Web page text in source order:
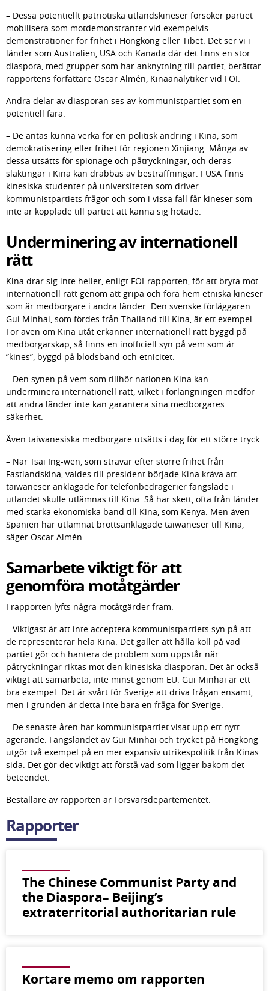
– Dessa potentiellt patriotiska utlandskineser försöker partiet
mobilisera som motdemonstranter vid exempelvis
demonstrationer för frihet i Hongkong eller Tibet. Det ser vi i
länder som Australien, USA och Kanada där det finns en stor
diaspora, med grupper som har anknytning till partiet, berättar
rapportens författare Oscar Almén, Kinaanalytiker vid FOI.
Andra delar av diasporan ses av kommunistpartiet som en
potentiell fara.
– De antas kunna verka för en politisk ändring i Kina, som
demokratisering eller frihet för regionen Xinjiang. Många av
dessa utsätts för spionage och påtryckningar, och deras
släktingar i Kina kan drabbas av bestraffningar. I USA finns
kinesiska studenter på universiteten som driver
kommunistpartiets frågor och som i vissa fall får kineser som
inte är kopplade till partiet att känna sig hotade.
Underminering av internationell
rätt
Kina drar sig inte heller, enligt FOI-rapporten, för att bryta mot
internationell rätt genom att gripa och föra hem etniska kineser
som är medborgare i andra länder. Den svenske förläggaren
Gui Minhai, som fördes från Thailand till Kina, är ett exempel.
För även om Kina utåt erkänner internationell rätt byggd på
medborgarskap, så finns en inofficiell syn på vem som är
”kines”, byggd på blodsband och etnicitet.
– Den synen på vem som tillhör nationen Kina kan
underminera internationell rätt, vilket i förlängningen medför
att andra länder inte kan garantera sina medborgares
säkerhet.
Även taiwanesiska medborgare utsätts i dag för ett större tryck.
– När Tsai Ing-wen, som strävar efter större frihet från
Fastlandskina, valdes till president började Kina kräva att
taiwaneser anklagade för telefonbedrägerier fängslade i
utlandet skulle utlämnas till Kina. Så har skett, ofta från länder
med starka ekonomiska band till Kina, som Kenya. Men även
Spanien har utlämnat brottsanklagade taiwaneser till Kina,
säger Oscar Almén.
Samarbete viktigt för att
genomföra motåtgärder
I rapporten lyfts några motåtgärder fram.
– Viktigast är att inte acceptera kommunistpartiets syn på att
de representerar hela Kina. Det gäller att hålla koll på vad
partiet gör och hantera de problem som uppstår när
påtryckningar riktas mot den kinesiska diasporan. Det är också
viktigt att samarbeta, inte minst genom EU. Gui Minhai är ett
bra exempel. Det är svårt för Sverige att driva frågan ensamt,
men i grunden är detta inte bara en fråga för Sverige.
– De senaste åren har kommunistpartiet visat upp ett nytt
agerande. Fängslandet av Gui Minhai och trycket på Hongkong
utgör två exempel på en mer expansiv utrikespolitik från Kinas
sida. Det gör det viktigt att förstå vad som ligger bakom det
beteendet.
Beställare av rapporten är Försvarsdepartementet.
Rapporter
The Chinese Communist Party and
the Diaspora– Beijing’s
extraterritorial authoritarian rule
Kortare memo om rapporten